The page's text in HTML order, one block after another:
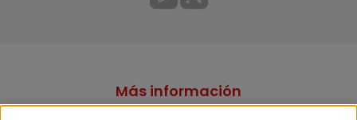
Más información